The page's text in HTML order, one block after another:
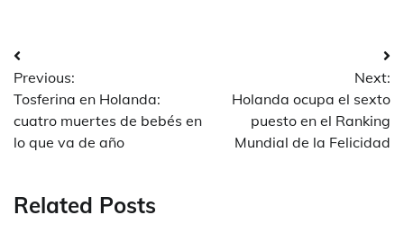
Post
navigation
Previous:
Tosferina en Holanda:
cuatro muertes de bebés en
lo que va de año
Next:
Holanda ocupa el sexto
puesto en el Ranking
Mundial de la Felicidad
Related Posts